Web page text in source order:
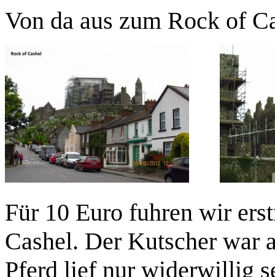
Von da aus zum Rock of
Für 10 Euro fuhren wir
Cashel. Der Kutscher war
Pferd lief nur widerwillig